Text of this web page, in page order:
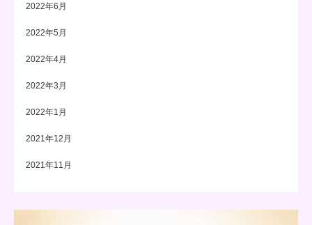
2022年6月
2022年5月
2022年4月
2022年3月
2022年1月
2021年12月
2021年11月